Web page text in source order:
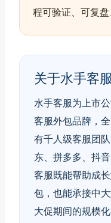
程可验证、可复盘
关于水手客服
水手客服为上市
客服外包品牌，
有千人级客服团
东、拼多多、抖
客服既能帮助成
包，也能承接中
大促期间的规模